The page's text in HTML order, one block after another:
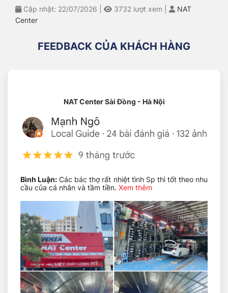
Lốp xe MILESTAR MS932 hàng Mỹ 205/45R17
chính hãng
Địa chỉ bán lốp xe uy tín
Tại sao bạn nên mua lốp xe ô tô tại NAT
205/45R17 chính hãng
Được thiết kế với công nghệ hiện đại,
205/45R17 Milestar MS932
hành êm ái. Độ bám đường tuyệt vời trong mọi điều
bật của dòng lốp xe này có lẽ chính là độ êm ái của nó
khi vận hành. Theo thực tế cho thấy, cứ 10 khách
giá dòng lốp xe này mang đến độ êm ái bất ngờ.
Lốp Milestar là dòng lốp cao cấp sản xuất theo công
nghệ hiện đại của Mỹ; theo tiêu chuẩn toàn cầu. Sản
phẩm này đã bán tại thị trường Mỹ từ 2006 và được
đánh giá rất cao; lọt vào top best seller trên các trang
thương mại điện tử lớn. So với các sản phẩm nhập
khẩu thì lốp xe Milestar được sản xuất tại Việt Nam chỉ
có giá bằng một nửa. Nhưng chất lượng lại tương
đương rất an toàn và bền bỉ.
Thông số kỹ thuật của lốp MILESTAR MS932
Thông số kỹ thuật lốp xeMilestar MS932 hàng Mỹ
205/45R17
Cập nhật: 22/07/2026 3732 lượt xem
NAT
Center
FEEDBACK CỦA KHÁCH HÀNG
NAT Center Sài Đồng - Hà Nội
Bình Luận: Các bác thợ rất nhiệt tình Sp thì tốt theo nhu
cầu của cá nhân và tầm tiền. Xem thêm